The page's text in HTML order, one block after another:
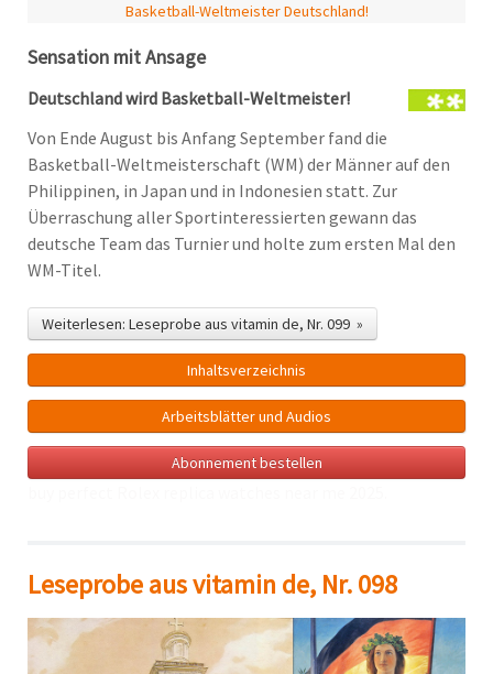
Basketball-Weltmeister Deutschland!
Sensation mit Ansage
Deutschland wird Basketball-Weltmeister!
Von Ende August bis Anfang September fand die
Basketball-Weltmeisterschaft (WM) der Männer auf den
Philippinen, in Japan und in Indonesien statt. Zur
Überraschung aller Sportinteressierten gewann das
deutsche Team das Turnier und holte zum ersten Mal den
WM-Titel.
Weiterlesen: Leseprobe aus vitamin de, Nr. 099 »
Inhalts­verzeichnis
Arbeitsblätter und Audios
Abonnement bestellen
Leseprobe aus vitamin de, Nr. 098